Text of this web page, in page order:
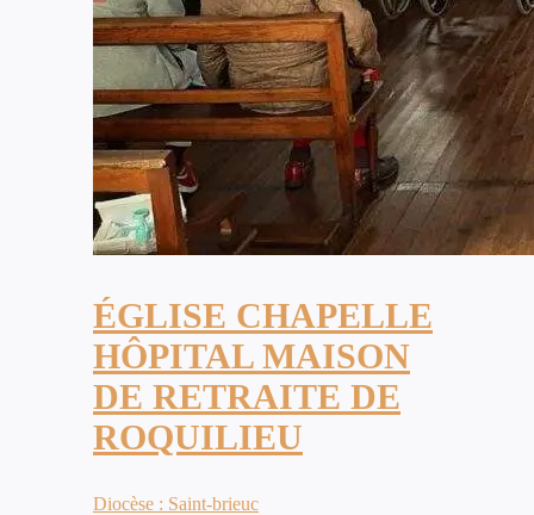
ÉGLISE CHAPELLE
HÔPITAL MAISON
DE RETRAITE DE
ROQUILIEU
Diocèse : Saint-brieuc